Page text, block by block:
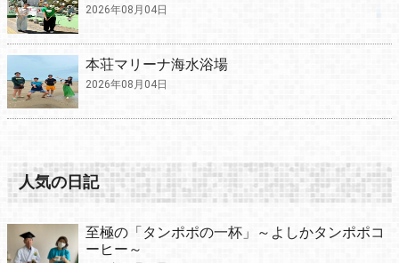
2026年08月04日
本荘マリーナ海水浴場
2026年08月04日
人気の日記
至極の「タンポポの一杯」～よしかタンポポコ
ーヒー～